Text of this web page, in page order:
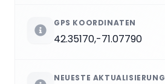
GPS KOORDINATEN
42.35170,-71.07790
NEUESTE AKTUALISIERUNG